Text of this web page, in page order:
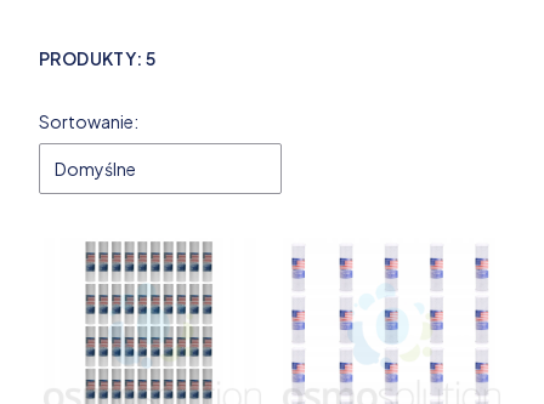
PRODUKTY:5
Lista produktów
Sortowanie:
Domyślne